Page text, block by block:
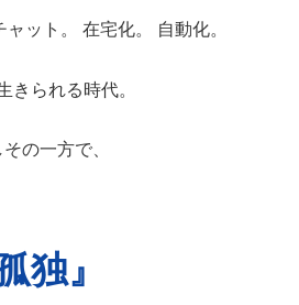
ット。 在宅化。 自動化。
きられる時代。
の一方で、
独』